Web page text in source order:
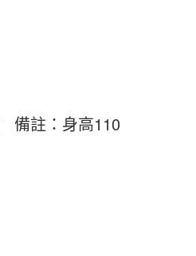
備註：身高110